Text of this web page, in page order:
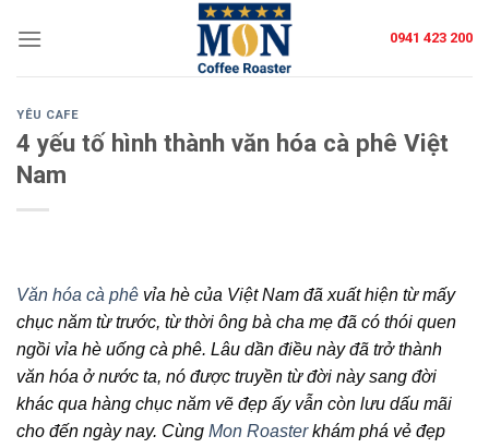
0941 423 200
YÊU CAFE
4 yếu tố hình thành văn hóa cà phê Việt
Nam
Văn hóa cà phê vỉa hè của Việt Nam đã xuất hiện từ mấy
chục năm từ trước, từ thời ông bà cha mẹ đã có thói quen
ngồi vỉa hè uống cà phê. Lâu dần điều này đã trở thành
văn hóa ở nước ta, nó được truyền từ đời này sang đời
khác qua hàng chục năm vẽ đẹp ấy vẫn còn lưu dấu mãi
cho đến ngày nay. Cùng Mon Roasterkhám phá vẻ đẹp